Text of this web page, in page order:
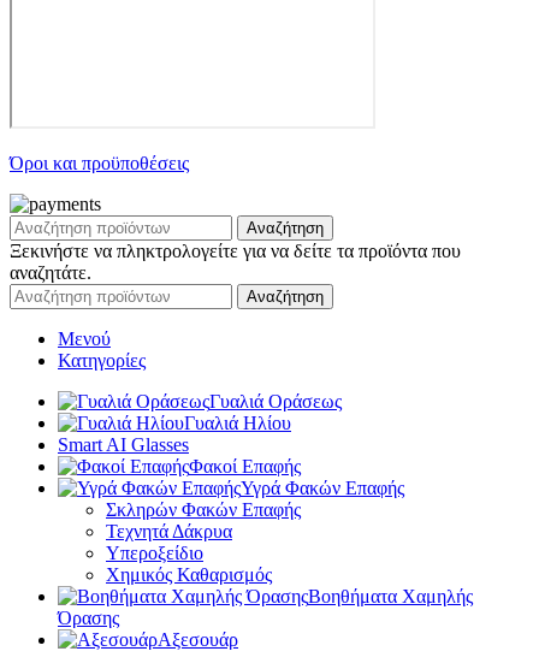
Όροι και προϋποθέσεις
Αναζήτηση
Ξεκινήστε να πληκτρολογείτε για να δείτε τα προϊόντα που
αναζητάτε.
Αναζήτηση
Μενού
Κατηγορίες
Γυαλιά Οράσεως
Γυαλιά Ηλίου
Smart AI Glasses
Φακοί Επαφής
Υγρά Φακών Επαφής
Σκληρών Φακών Επαφής
Τεχνητά Δάκρυα
Υπεροξείδιο
Χημικός Καθαρισμός
Βοηθήματα Χαμηλής
Όρασης
Αξεσουάρ